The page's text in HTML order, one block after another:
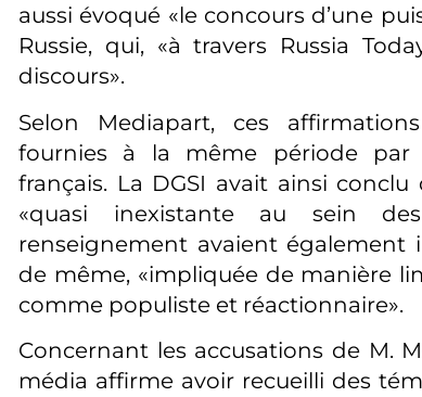
aussi évoqué «le concours d’une
Russie, qui, «à travers Russia
discours».
Selon Mediapart, ces
fournies à la même période par
français. La DGSI avait ainsi
«quasi inexistante au sein
renseignement avaient également
de même, «impliquée de manière
comme populiste et réactionnaire».
Concernant les accusations de M.
média affirme avoir recueilli des